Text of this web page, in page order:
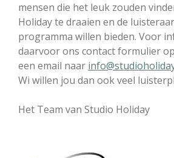
mensen die het leuk zouden
Holiday te draaien en de
programma willen bieden. Voor
daarvoor ons contact formulier
een email naar
Wi willen jou dan ook veel
Het Team van Studio Holiday